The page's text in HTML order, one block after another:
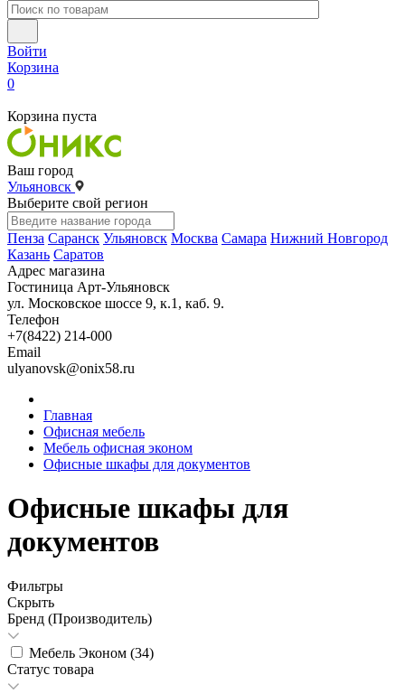
Войти
Корзина
0
Корзина пуста
Ваш город
Ульяновск
Выберите свой регион
Пенза Саранск Ульяновск Москва Самара Нижний Новгород
Казань Саратов
Адрес магазина
Гостиница Арт-Ульяновск
ул. Московское шоссе 9, к.1, каб. 9.
Телефон
+7(8422) 214-000
Email
ulyanovsk@onix58.ru
Главная
Офисная мебель
Мебель офисная эконом
Офисные шкафы для документов
Офисные шкафы для
документов
Фильтры
Скрыть
Бренд (Производитель)
Мебель Эконом (34)
Статус товара